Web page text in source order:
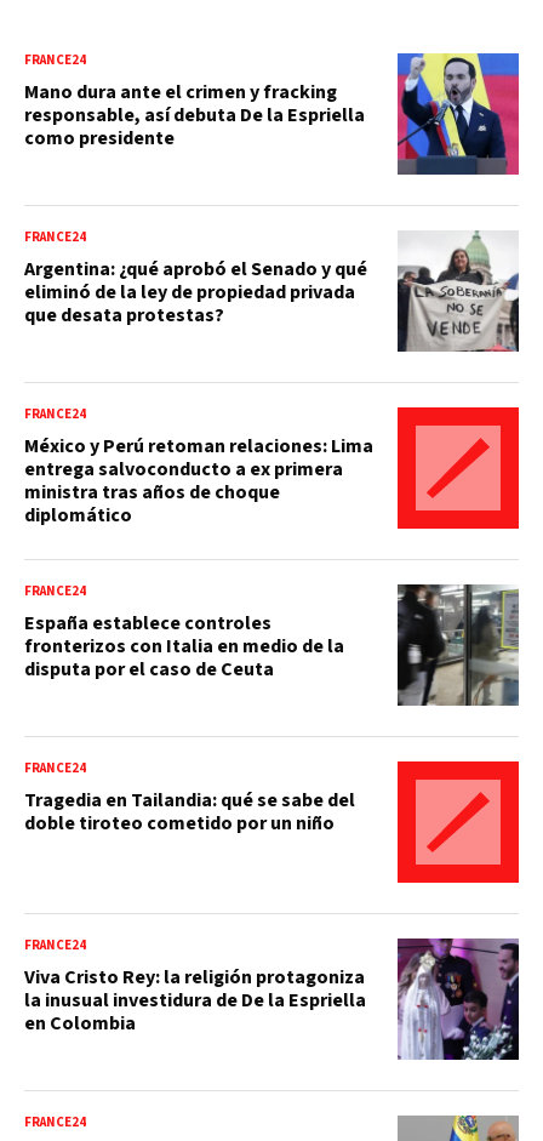
FRANCE24
Mano dura ante el crimen y fracking
responsable, así debuta De la Espriella
como presidente
FRANCE24
Argentina: ¿qué aprobó el Senado y qué
eliminó de la ley de propiedad privada
que desata protestas?
FRANCE24
México y Perú retoman relaciones: Lima
entrega salvoconducto a ex primera
ministra tras años de choque
diplomático
FRANCE24
España establece controles
fronterizos con Italia en medio de la
disputa por el caso de Ceuta
FRANCE24
Tragedia en Tailandia: qué se sabe del
doble tiroteo cometido por un niño
FRANCE24
Viva Cristo Rey: la religión protagoniza
la inusual investidura de De la Espriella
en Colombia
FRANCE24